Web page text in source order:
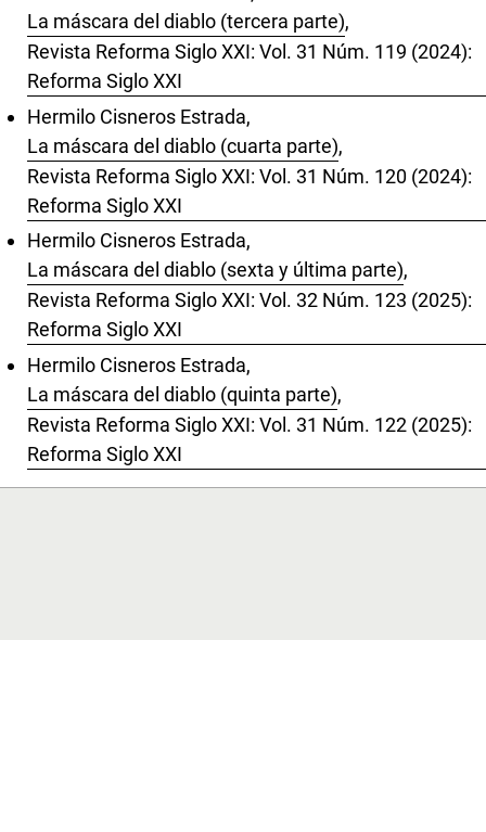
La máscara del diablo (tercera parte),
Revista Reforma Siglo XXI: Vol. 31 Núm. 119 (2024):
Reforma Siglo XXI
Hermilo Cisneros Estrada,
La máscara del diablo (cuarta parte),
Revista Reforma Siglo XXI: Vol. 31 Núm. 120 (2024):
Reforma Siglo XXI
Hermilo Cisneros Estrada,
La máscara del diablo (sexta y última parte),
Revista Reforma Siglo XXI: Vol. 32 Núm. 123 (2025):
Reforma Siglo XXI
Hermilo Cisneros Estrada,
La máscara del diablo (quinta parte),
Revista Reforma Siglo XXI: Vol. 31 Núm. 122 (2025):
Reforma Siglo XXI